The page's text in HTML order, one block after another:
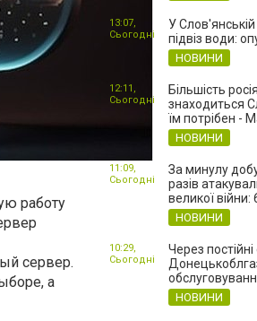
работу
сервер.
а
У
підвіз води:
НОВИНИ
13:07,
Сьогодні
Більшість
знаходиться
їм потрібен -
НОВИНИ
12:11,
Сьогодні
За минулу добу
разів
великої війни:
НОВИНИ
11:09,
Сьогодні
Через
НОВИНИ
10:29,
Сьогодні